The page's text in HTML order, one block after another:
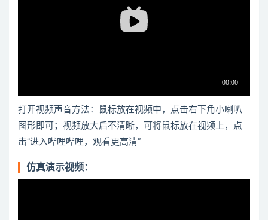
打开视频声音方法：鼠标放在视频中，点击右下角小喇叭
图形即可；视频放大后不清晰，可将鼠标放在视频上，点
击“进入哔哩哔哩，观看更高清”
仿真演示视频：